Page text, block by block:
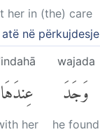
her in (the) care
në përkujdesje
wajada
وَجَدَ
he found
عِندَهَا
her